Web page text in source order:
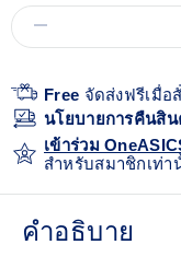
Free จัดส่งฟรีเมื่อ
นโยบายการคืนสิ
เข้าร่วม
สำหรับสมาชิกเท่า
คำอธิบาย